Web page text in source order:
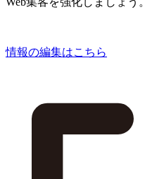
情報の編集はこちら